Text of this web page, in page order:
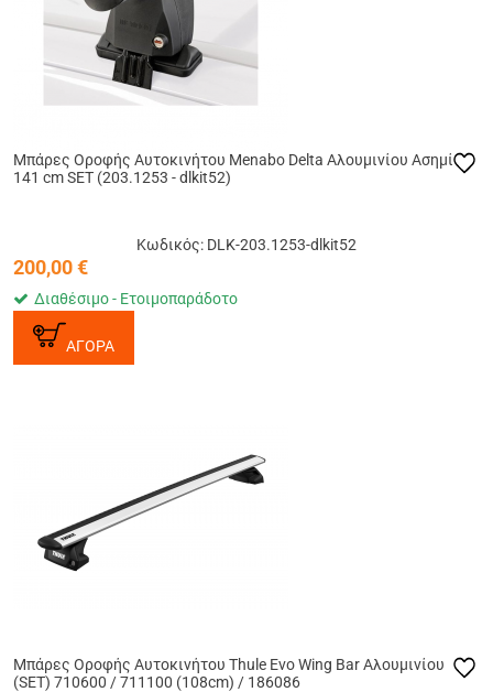
Μπάρες Οροφής Αυτοκινήτου Menabo Delta Αλουμινίου Ασημί
141 cm SET (203.1253 - dlkit52)
Κωδικός: DLK-203.1253-dlkit52
200,00€
Διαθέσιμο - Ετοιμοπαράδοτο
ΑΓΟΡΑ
Μπάρες Οροφής Αυτοκινήτου Thule Evo Wing Bar Αλουμινίου
(SET) 710600 / 711100 (108cm) / 186086